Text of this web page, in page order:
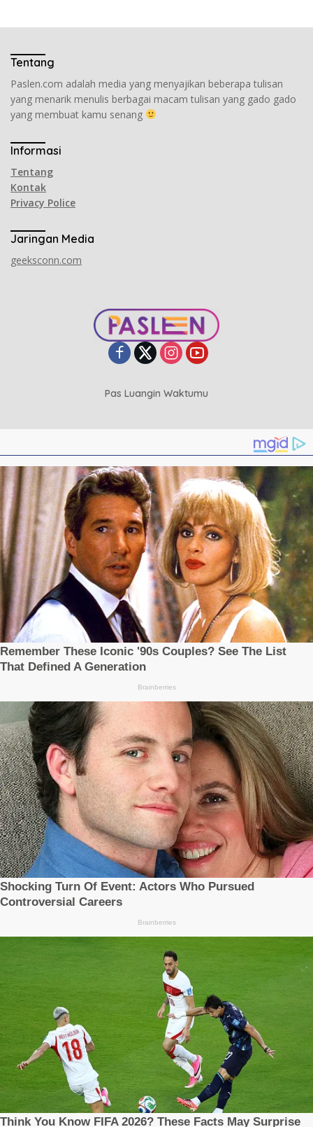
Tentang
Paslen.com adalah media yang menyajikan beberapa tulisan
yang menarik menulis berbagai macam tulisan yang gado gado
yang membuat kamu senang
Informasi
Tentang
Kontak
Privacy Police
Jaringan Media
geeksconn.com
Pas Luangin Waktumu